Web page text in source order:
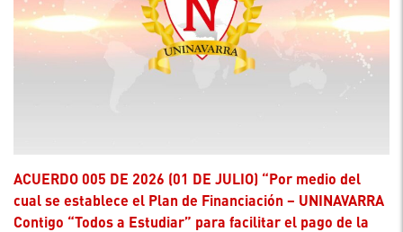
ACUERDO 005 DE 2026 (01 DE JULIO) “Por medio del
cual se establece el Plan de Financiación – UNINAVARRA
Contigo “Todos a Estudiar” para facilitar el pago de la